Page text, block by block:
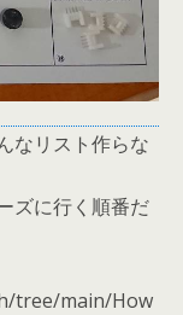
なリスト作らな
ズに行く順番だ
tree/main/How